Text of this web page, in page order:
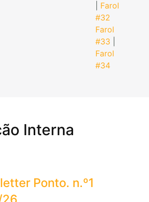
Farol
#32
Farol
#33
Farol
#34
Interna
Ponto. n.º1